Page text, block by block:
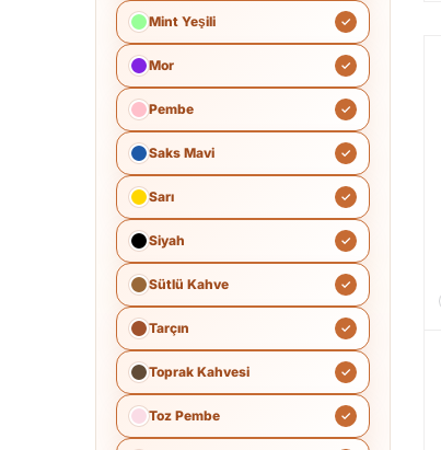
Mint Yeşili
Mor
Pembe
Saks Mavi
Sarı
Siyah
Sütlü Kahve
Tarçın
Toprak Kahvesi
Toz Pembe